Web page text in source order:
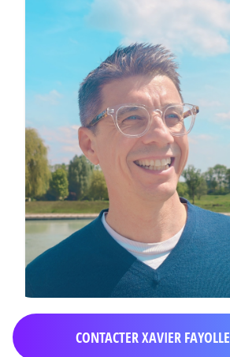
CONTACTER XAVIER FAYOLLE